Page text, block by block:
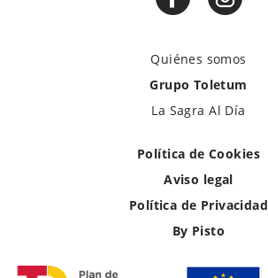
Quiénes somos
Grupo Toletum
La Sagra Al Día
Política de Cookies
Aviso legal
Política de Privacidad
By Pisto